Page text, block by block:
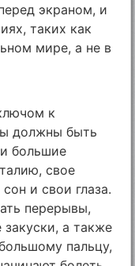
экраном, и
таких как
мире, а не в
к
должны быть
большие
свое
и свои глаза.
перерывы,
а также
пальцу,